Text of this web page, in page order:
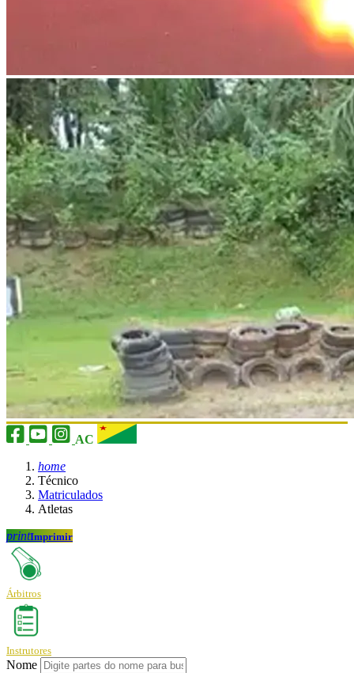
AC
home
Técnico
Matriculados
Atletas
printImprimir
Árbitros
Instrutores
Nome